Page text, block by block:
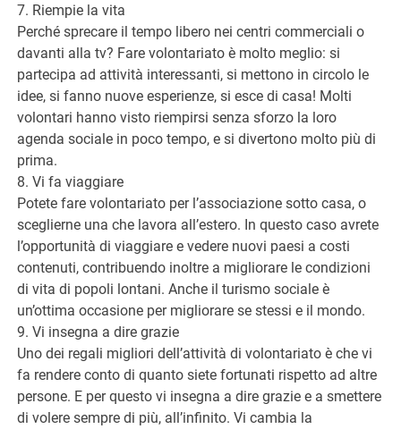
7. Riempie la vita
Perché sprecare il tempo libero nei centri commerciali o
davanti alla tv? Fare volontariato è molto meglio: si
partecipa ad attività interessanti, si mettono in circolo le
idee, si fanno nuove esperienze, si esce di casa! Molti
volontari hanno visto riempirsi senza sforzo la loro
agenda sociale in poco tempo, e si divertono molto più di
prima.
8. Vi fa viaggiare
Potete fare volontariato per l’associazione sotto casa, o
sceglierne una che lavora all’estero. In questo caso avrete
l’opportunità di viaggiare e vedere nuovi paesi a costi
contenuti, contribuendo inoltre a migliorare le condizioni
di vita di popoli lontani. Anche il turismo sociale è
un’ottima occasione per migliorare se stessi e il mondo.
9. Vi insegna a dire grazie
Uno dei regali migliori dell’attività di volontariato è che vi
fa rendere conto di quanto siete fortunati rispetto ad altre
persone. E per questo vi insegna a dire grazie e a smettere
di volere sempre di più, all’infinito. Vi cambia la